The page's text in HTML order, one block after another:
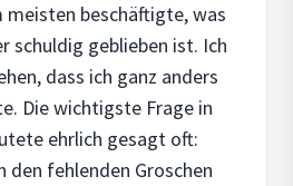
meisten beschäftigte, was
schuldig geblieben ist. Ich
dass ich ganz anders
Die wichtigste Frage in
ehrlich gesagt oft:
den fehlenden Groschen